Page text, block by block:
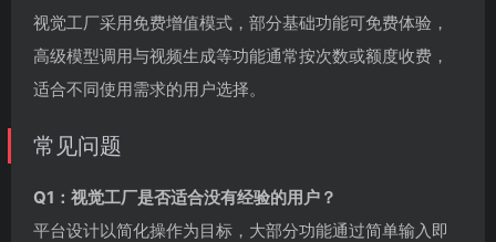
视觉工厂采用免费增值模式，部分基础功能可免费体验，
高级模型调用与视频生成等功能通常按次数或额度收费，
适合不同使用需求的用户选择。
常见问题
Q1：视觉工厂是否适合没有经验的用户？
平台设计以简化操作为目标，大部分功能通过简单输入即